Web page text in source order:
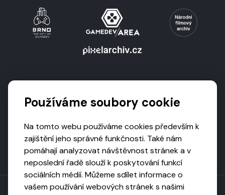
Používáme soubory cookie
Na tomto webu používáme cookies především k
zajištění jeho správné funkčnosti. Také nám
pomáhají analyzovat návštěvnost stránek a v
neposlední řadě slouží k poskytování funkcí
sociálních médií. Můžeme sdílet informace o
vašem používání webových stránek s našimi